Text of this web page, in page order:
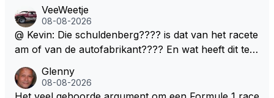
em meer plezier gebracht dan de F1 op dit moment.
ronkende motoren en op de grenzen rijden van de
mogelijkheden. Het ouderwetse racen waarbij de ma
nnen en jongens verdeeld worden. Als deze auto's g
uden dan dat hij op dit moment beweerd. Dan kan hij
zijn talenten en uitzonderlijke klasse laten zien en he
VeeWeetje
08-08-2026
@ Kevin: Die schuldenberg???? is dat van het racete
am of van de autofabrikant???? En wat heeft dit te
ert nu de spindoctor van newey geworden?? Eerlijk
gezegd snap ik de de kop én het artikel niet echt.
Glenny
08-08-2026